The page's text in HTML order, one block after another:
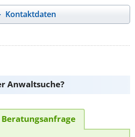
Kontaktdaten
Anwaltsuche?
Beratungsanfrage